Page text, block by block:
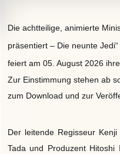
Die achtteilige, animierte
präsentiert – Die neunte
feiert am 05. August 2026
Zur Einstimmung stehen ab
zum Download und zur
Der leitende Regisseur
Tada und Produzent